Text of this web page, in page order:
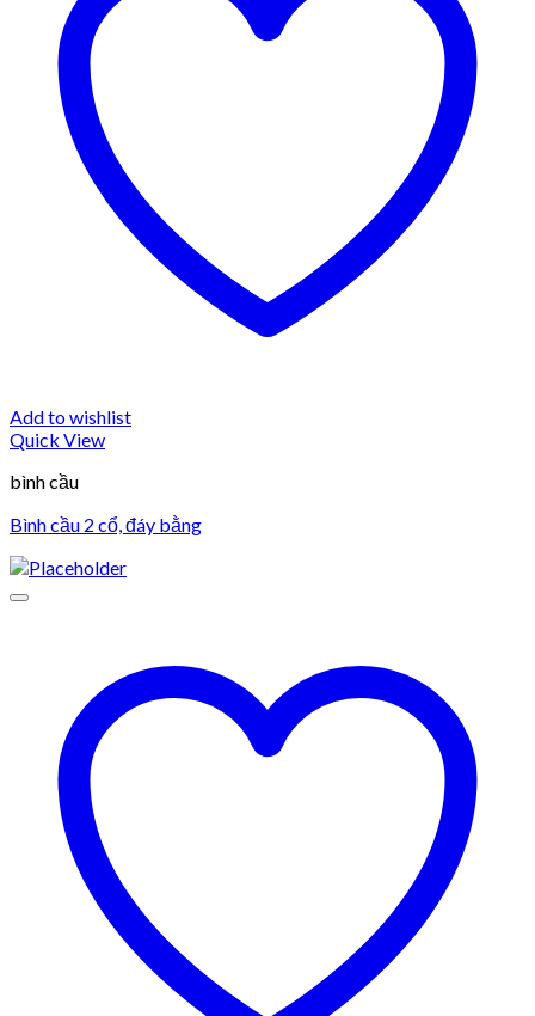
Add to wishlist
Quick View
bình cầu
Bình cầu 2 cổ, đáy bằng